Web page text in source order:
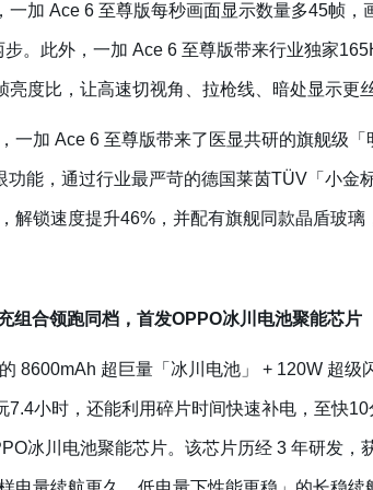
一加 Ace 6 至尊版每秒画面显示数量多45帧
。此外，一加 Ace 6 至尊版带来行业独家
度比，让高速切视角、拉枪线、暗处显示更
一加 Ace 6 至尊版带来了医显共研的旗舰级
功能，通过行业最严苛的德国莱茵TÜV「小金
解锁速度提升46%，并配有旗舰同款晶盾玻璃
组合领跑同档，首发OPPO冰川电池聚能芯片
8600mAh 超巨量「冰川电池」 + 120W 超
7.4小时，还能利用碎片时间快速补电，至快
冰川电池聚能芯片。该芯片历经 3 年研发，